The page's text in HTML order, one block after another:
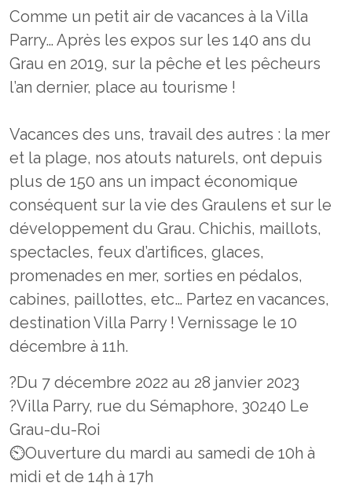
Comme un petit air de vacances à la Villa
Parry… Après les expos sur les 140 ans du
Grau en 2019, sur la pêche et les pêcheurs
l’an dernier, place au tourisme !
Vacances des uns, travail des autres : la mer
et la plage, nos atouts naturels, ont depuis
plus de 150 ans un impact économique
conséquent sur la vie des Graulens et sur le
développement du Grau. Chichis, maillots,
spectacles, feux d’artifices, glaces,
promenades en mer, sorties en pédalos,
cabines, paillottes, etc… Partez en vacances,
destination Villa Parry ! Vernissage le 10
décembre à 11h.
?Du 7 décembre 2022 au 28 janvier 2023
?Villa Parry, rue du Sémaphore, 30240 Le
Grau-du-Roi
⏲Ouverture du mardi au samedi de 10h à
midi et de 14h à 17h